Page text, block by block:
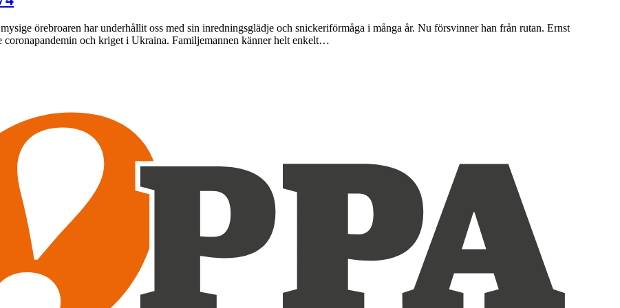
örebroaren har underhållit oss med sin inredningsglädje och snickeriförmåga i många år. Nu försvinner han från rutan. Ernst
coronapandemin och kriget i Ukraina. Familjemannen känner helt enkelt…